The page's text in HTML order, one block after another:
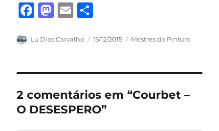
F
c
b
o
o
k
M
st
d
o
n
E
ai a
Autor
Lu Dias Carvalho
Publicado
15/12/2015 Categorias
Mestres da Pintura
2 comentários em “Courbet –
O DESESPERO”